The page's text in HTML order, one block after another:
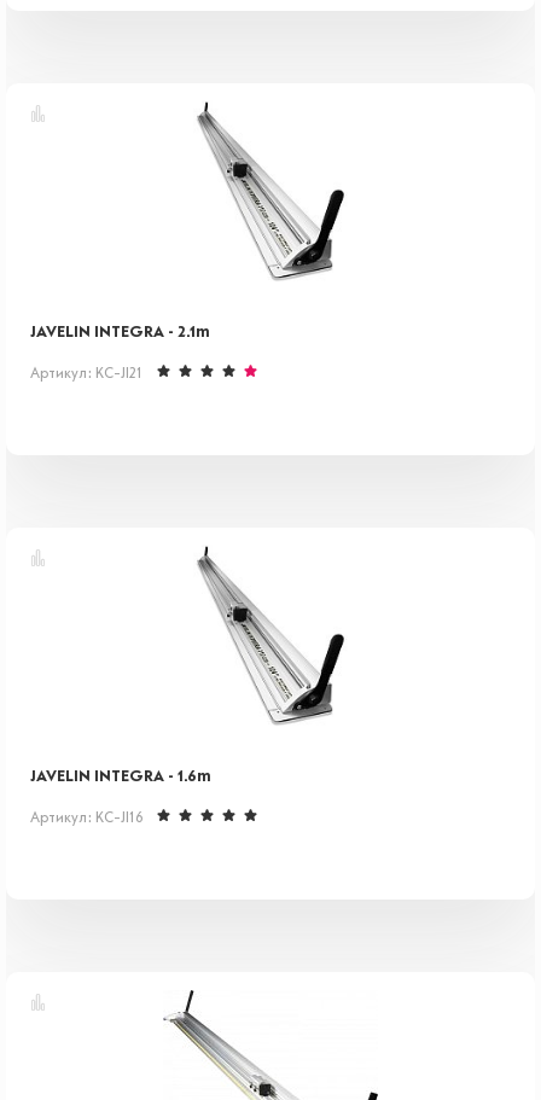
JAVELIN INTEGRA - 2.1m
Артикул: KC-JI21
JAVELIN INTEGRA - 1.6m
Артикул: KC-JI16